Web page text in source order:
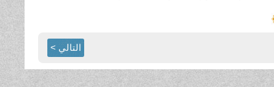
التالي >